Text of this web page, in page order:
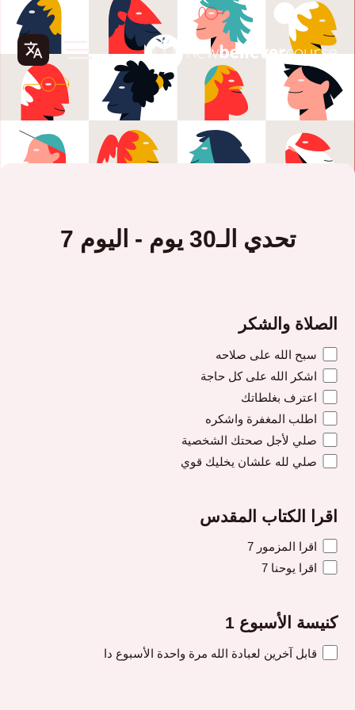
تحدي الـ30 يوم - اليوم 7
الصلاة والشكر
سبح الله على صلاحه
اشكر الله على كل حاجة
اعترف بغلطاتك
اطلب المغفرة واشكره
صلي لأجل صحتك الشخصية
صلي لله علشان يخليك قوي
اقرا الكتاب المقدس
اقرا المزمور 7
اقرا يوحنا 7
كنيسة الأسبوع 1
قابل آخرين لعبادة الله مرة واحدة الأسبوع دا